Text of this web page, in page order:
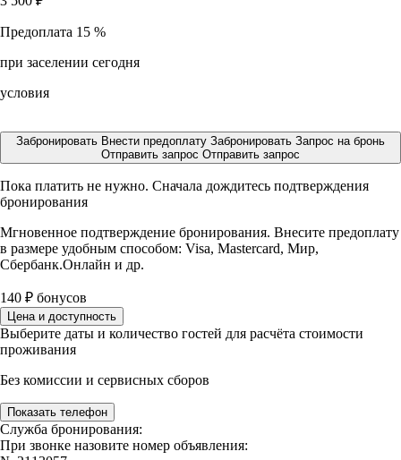
Предоплата 15 %
при заселении сегодня
условия
Забронировать Внести предоплату Забронировать Запрос на бронь
Отправить запрос Отправить запрос
Пока платить не нужно. Сначала дождитесь подтверждения
бронирования
Мгновенное подтверждение бронирования. Внесите предоплату
в размере удобным способом: Visa, Mastercard, Мир,
Сбербанк.Онлайн и др.
140 ₽ бонусов
Цена и доступность
Выберите даты и количество гостей для расчёта стоимости
проживания
Без комиссии и сервисных сборов
Показать телефон
Служба бронирования:
При звонке назовите номер объявления: